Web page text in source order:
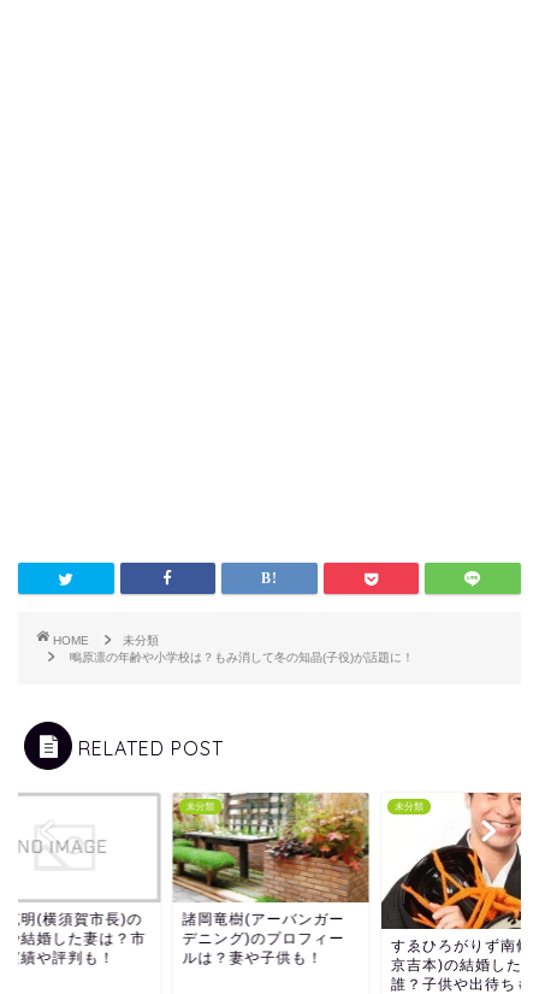
HOME
未分類
鴫原凛の年齢や小学校は？もみ消して冬の知晶(子役)が話題に！
RELATED POST
克明(横須賀市長)の
や結婚した妻は？市
実績や評判も！
未分類
諸岡竜樹(アーバンガー
デニング)のプロフィー
ルは？妻や子供も！
未分類
すゑひろがりず南條
京吉本)の結婚した
誰？子供や出待ちも